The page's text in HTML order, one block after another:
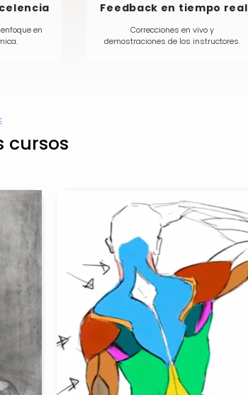
en
Feedback en tiempo real
Correcciones en vivo y
demostraciones de los instructores.
cursos